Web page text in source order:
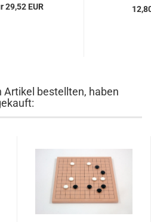
29,52 EUR
Artikel bestellten, haben